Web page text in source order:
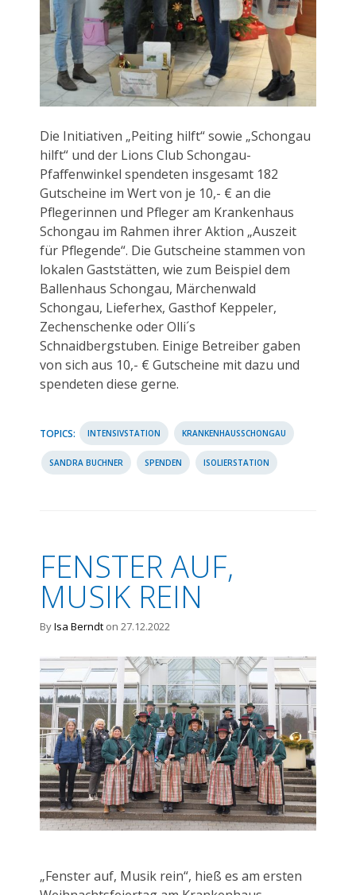
Die Initiativen „Peiting hilft“ sowie „Schongau
hilft“ und der Lions Club Schongau-
Pfaffenwinkel spendeten insgesamt 182
Gutscheine im Wert von je 10,- € an die
Pflegerinnen und Pfleger am Krankenhaus
Schongau im Rahmen ihrer Aktion „Auszeit
für Pflegende“. Die Gutscheine stammen von
lokalen Gaststätten, wie zum Beispiel dem
Ballenhaus Schongau, Märchenwald
Schongau, Lieferhex, Gasthof Keppeler,
Zechenschenke oder Olli´s
Schnaidbergstuben. Einige Betreiber gaben
von sich aus 10,- € Gutscheine mit dazu und
spendeten diese gerne.
TOPICS: INTENSIVSTATION KRANKENHAUSSCHONGAU
SANDRA BUCHNER SPENDEN ISOLIERSTATION
FENSTER AUF,
MUSIK REIN
ByIsa Berndt on 27.12.2022
„Fenster auf, Musik rein“, hieß es am ersten